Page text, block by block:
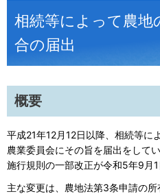
相続等によって農地
合の届出
概要
平成21年12月12日以降、相続等に
農業委員会にその旨を届出をして
施行規則の一部改正が令和5年9月1
主な変更は、農地法第3条申請の